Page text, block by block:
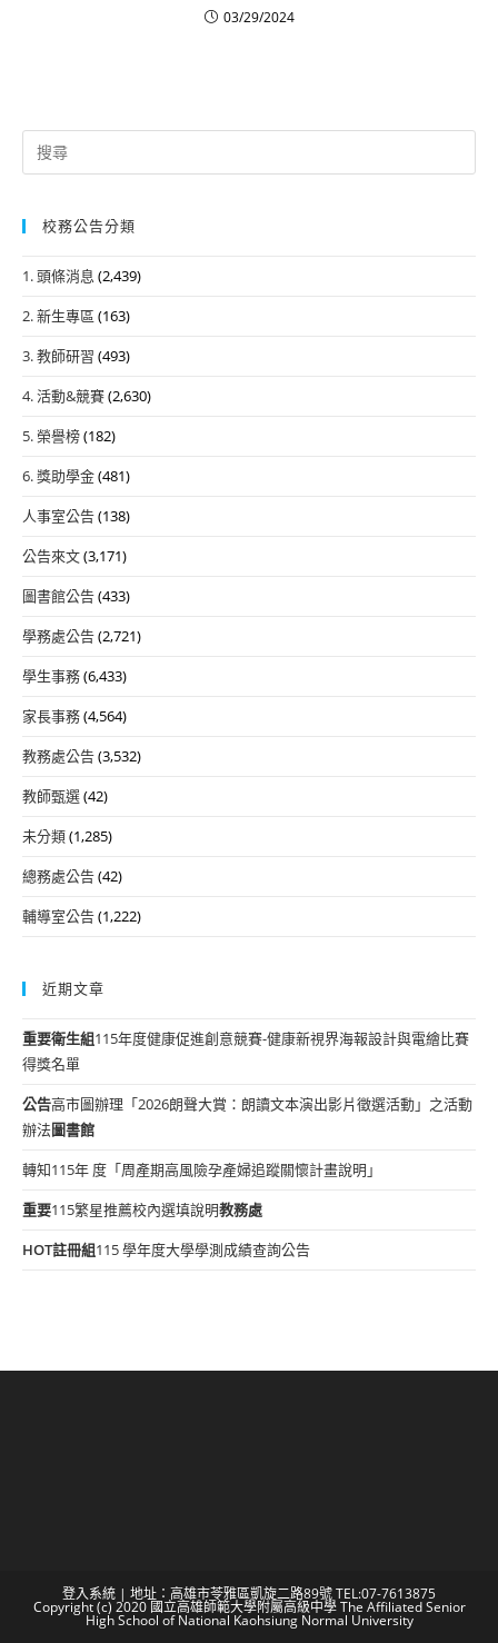
03/29/2024
Search
for:
校務公告分類
1. 頭條消息 (2,439)
2. 新生專區 (163)
3. 教師研習 (493)
4. 活動&競賽(2,630)
5. 榮譽榜(182)
6. 獎助學金(481)
人事室公告(138)
公告來文(3,171)
圖書館公告(433)
學務處公告(2,721)
學生事務(6,433)
家長事務(4,564)
教務處公告(3,532)
教師甄選(42)
未分類(1,285)
總務處公告(42)
輔導室公告(1,222)
近期文章
重要衛生組115年度健康促進創意競賽-健康新視界海報設計與電繪比賽
得獎名單
公告高市圖辦理「2026朗聲大賞：朗讀文本演出影片徵選活動」之活動
辦法圖書館
轉知115年 度「周產期高風險孕產婦追蹤關懷計畫說明」
重要115繁星推薦校內選填說明教務處
HOT註冊組115 學年度大學學測成績查詢公告
登入系統 | 地址：高雄市苓雅區凱旋二路89號 TEL:07-7613875
Copyright (c) 2020 國立高雄師範大學附屬高級中學 The Affiliated Senior
High School of National Kaohsiung Normal University